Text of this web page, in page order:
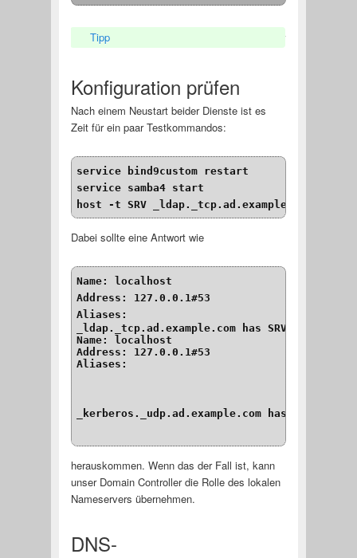
Anzeigen
Tipp
Konfiguration prüfen
Nach einem Neustart beider Dienste ist es
Zeit für ein paar Testkommandos:
service bind9custom restart
service samba4 start
host -t SRV _ldap._tcp.ad.example.com.
Dabei sollte eine Antwort wie
Name: localhost
Address: 127.0.0.1#53
_ldap._tcp.ad.example.com has SRV record
Name: localhost
Address: 127.0.0.1#53
Aliases:
_kerberos._udp.ad.example.com has SRV
herauskommen. Wenn das der Fall ist, kann
unser Domain Controller die Rolle des lokalen
Nameservers übernehmen.
DNS-